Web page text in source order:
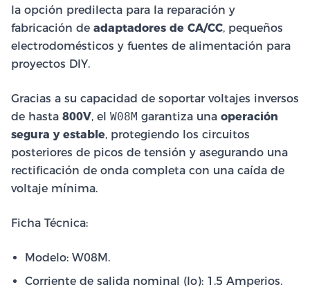
la opción predilecta para la reparación y
fabricación de adaptadores de CA/CC, pequeños
electrodomésticos y fuentes de alimentación para
proyectos DIY.
Gracias a su capacidad de soportar voltajes inversos
de hasta 800V, el W08M garantiza una operación
segura y estable, protegiendo los circuitos
posteriores de picos de tensión y asegurando una
rectificación de onda completa con una caída de
voltaje mínima.
Ficha Técnica:
Modelo: W08M.
Corriente de salida nominal (Io): 1.5 Amperios.